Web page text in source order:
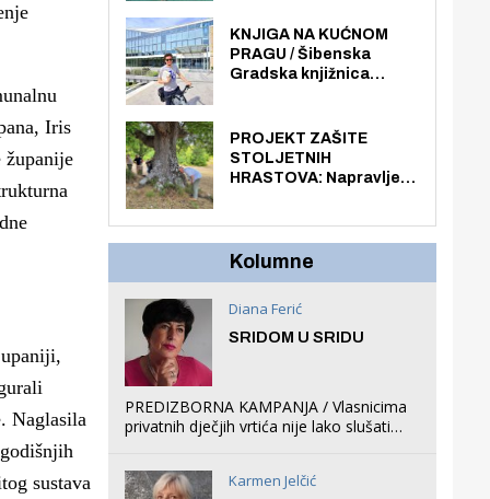
Iris
Naglasila
sustava
općoj upotrebi. Pristup
je slobodan i besplatan
za sve građane i
KNJIGA NA KUĆNOM
PRAGU / Šibenska
Gradska knjižnica
knjiga na kućnu adresu
električnim biciklom.
PROJEKT ZAŠITE
STOLJETNIH
HRASTOVA: Napravljen
Kolumne
Diana Ferić
SRIDOM U SRIDU
PREDIZBORNA KAMPANJA / Vlasnicima
privatnih dječjih vrtića nije lako slušati
što oni rade u Šibeniku ne postoji
Karmen Jelčić